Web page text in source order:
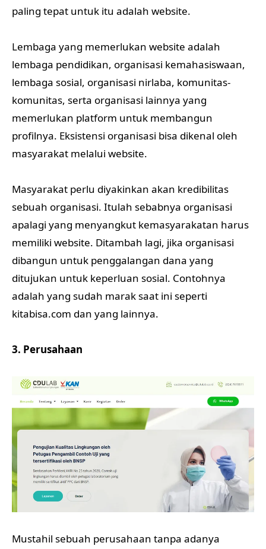
paling tepat untuk itu adalah website.
Lembaga yang memerlukan website adalah
lembaga pendidikan, organisasi kemahasiswaan,
lembaga sosial, organisasi nirlaba, komunitas-
komunitas, serta organisasi lainnya yang
memerlukan platform untuk membangun
profilnya. Eksistensi organisasi bisa dikenal oleh
masyarakat melalui website.
Masyarakat perlu diyakinkan akan kredibilitas
sebuah organisasi. Itulah sebabnya organisasi
apalagi yang menyangkut kemasyarakatan harus
memiliki website. Ditambah lagi, jika organisasi
dibangun untuk penggalangan dana yang
ditujukan untuk keperluan sosial. Contohnya
adalah yang sudah marak saat ini seperti
kitabisa.com dan yang lainnya.
3. Perusahaan
Mustahil sebuah perusahaan tanpa adanya